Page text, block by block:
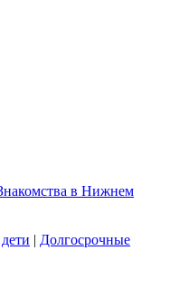
в Нижнем
| Долгосрочные